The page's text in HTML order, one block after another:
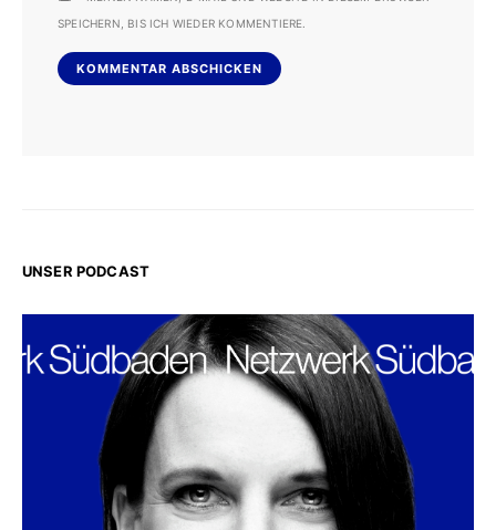
SPEICHERN, BIS ICH WIEDER KOMMENTIERE.
UNSER PODCAST